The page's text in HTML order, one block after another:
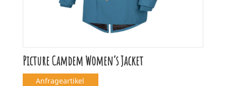
Picture Camdem Women’s Jacket
Anfrageartikel